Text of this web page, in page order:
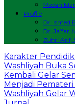
Medan
Profile
Dr. Ismed
Dr. Ja’far,
Zuhri Arif,
Karakter
Washliyah Buka
Kembali Gelar
Menjadi
Washliyah Gelar